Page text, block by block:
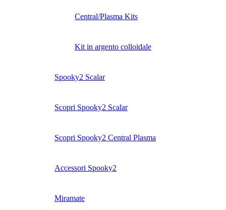
Central/Plasma Kits
Kit in argento colloidale
Spooky2 Scalar
Scopri Spooky2 Scalar
Scopri Spooky2 Central Plasma
Accessori Spooky2
Miramate